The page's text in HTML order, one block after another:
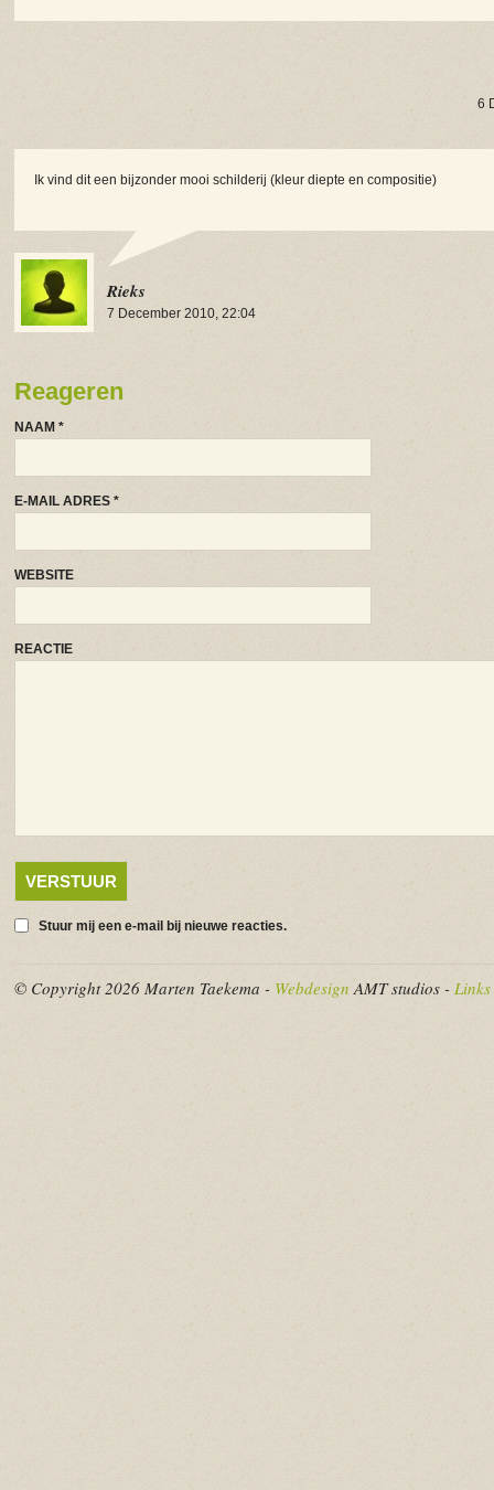
6
Ik vind dit een bijzonder mooi schilderij (kleur diepte en compositie)
Rieks
7 December 2010, 22:04
Reageren
NAAM *
E-MAIL ADRES *
WEBSITE
REACTIE
Stuur mij een e-mail bij nieuwe reacties.
© Copyright 2026 Marten Taekema - Webdesign AMT studios - Links